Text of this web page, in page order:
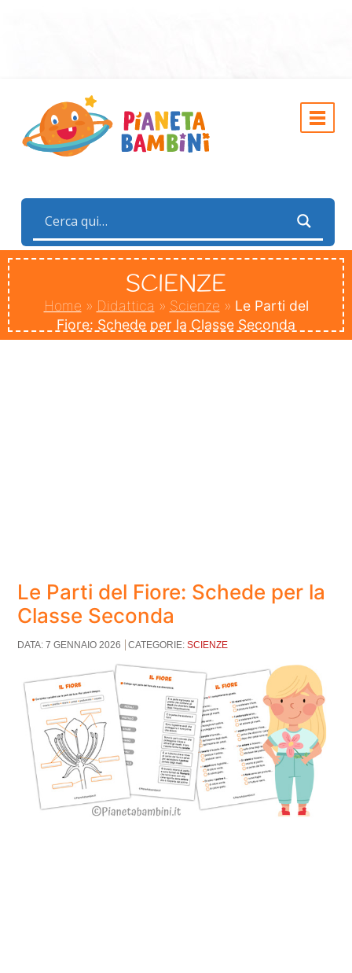
SCIENZE
Home » Didattica » Scienze » Le Parti del
Fiore: Schede per la Classe Seconda
Le Parti del Fiore: Schede per la
Classe Seconda
DATA: 7 GENNAIO 2026 CATEGORIE:SCIENZE